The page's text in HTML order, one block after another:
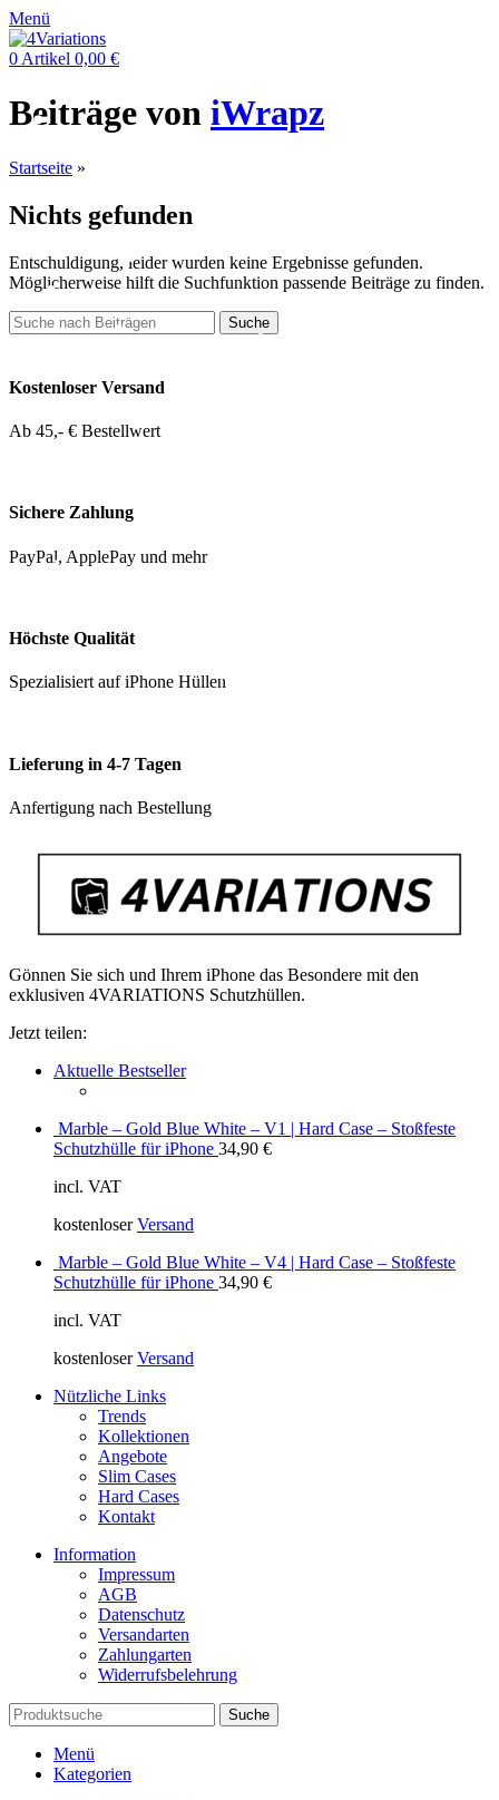
Menü
0 Artikel 0,00 €
Beiträge von iWrapz
Startseite »
Nichts gefunden
Entschuldigung, leider wurden keine Ergebnisse gefunden.
Möglicherweise hilft die Suchfunktion passende Beiträge zu finden.
Suche
Kostenloser Versand
Ab 45,- € Bestellwert
Sichere Zahlung
PayPal, ApplePay und mehr
Höchste Qualität
Spezialisiert auf iPhone Hüllen
Lieferung in 4-7 Tagen
Anfertigung nach Bestellung
Gönnen Sie sich und Ihrem iPhone das Besondere mit den
exklusiven 4VARIATIONS Schutzhüllen.
Jetzt teilen:
Aktuelle Bestseller
Marble – Gold Blue White – V1 | Hard Case – Stoßfeste
Schutzhülle für iPhone 34,90 €
incl. VAT
kostenloserVersand
Marble – Gold Blue White – V4 | Hard Case – Stoßfeste
Schutzhülle für iPhone 34,90 €
incl. VAT
kostenloserVersand
Nützliche Links
Trends
Kollektionen
Angebote
Slim Cases
Hard Cases
Kontakt
Information
Impressum
AGB
Datenschutz
Versandarten
Zahlungarten
Widerrufsbelehrung
Suche
Menü
Kategorien